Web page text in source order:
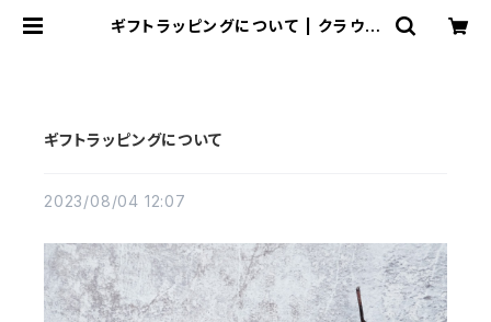
ギフトラッピングについて | クラウド
ギフトラッピングについて
2023/08/04 12:07